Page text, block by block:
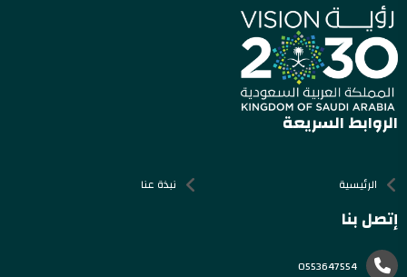
الروابط السريعة
الرئيسية نبذة عنا
إتصل بنا
0553647554